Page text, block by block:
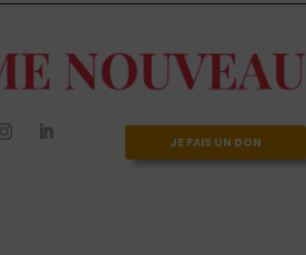
JE FAIS UN DON